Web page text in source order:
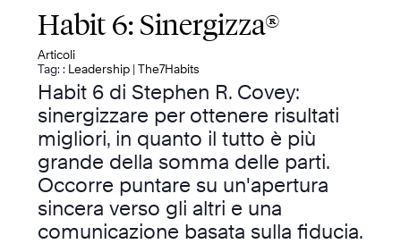
Habit 6: Sinergizza®
Articoli
Tag: : Leadership |The7Habits
Habit 6 di Stephen R. Covey:
sinergizzare per ottenere risultati
migliori, in quanto il tutto è più
grande della somma delle parti.
Occorre puntare su un'apertura
sincera verso gli altri e una
comunicazione basata sulla fiducia.